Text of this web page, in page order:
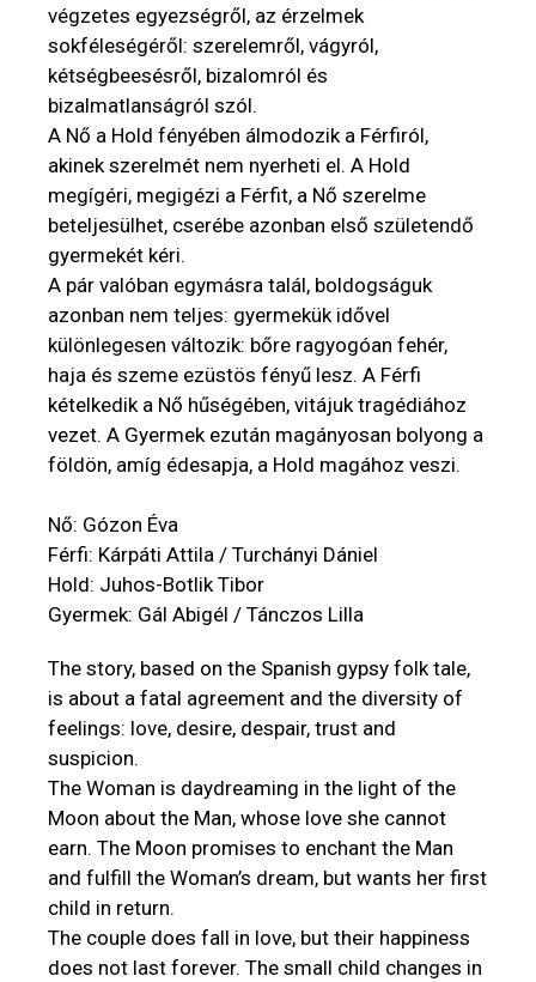
végzetes egyezségről, az érzelmek
sokféleségéről: szerelemről, vágyról,
kétségbeesésről, bizalomról és
bizalmatlanságról szól.
A Nő a Hold fényében álmodozik a Férfiról,
akinek szerelmét nem nyerheti el. A Hold
megígéri, megigézi a Férfit, a Nő szerelme
beteljesülhet, cserébe azonban első születendő
gyermekét kéri.
A pár valóban egymásra talál, boldogságuk
azonban nem teljes: gyermekük idővel
különlegesen változik: bőre ragyogóan fehér,
haja és szeme ezüstös fényű lesz. A Férfi
kételkedik a Nő hűségében, vitájuk tragédiához
vezet. A Gyermek ezután magányosan bolyong a
földön, amíg édesapja, a Hold magához veszi.
Nő: Gózon Éva
Férfi: Kárpáti Attila / Turchányi Dániel
Hold: Juhos-Botlik Tibor
Gyermek: Gál Abigél / Tánczos Lilla
The story, based on the Spanish gypsy folk tale,
is about a fatal agreement and the diversity of
feelings: love, desire, despair, trust and
suspicion.
The Woman is daydreaming in the light of the
Moon about the Man, whose love she cannot
earn. The Moon promises to enchant the Man
and fulfill the Woman’s dream, but wants her first
child in return.
The couple does fall in love, but their happiness
does not last forever. The small child changes in